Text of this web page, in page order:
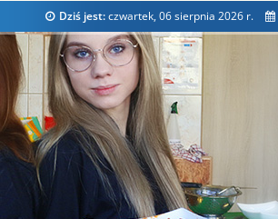
Dziś jest:czwartek, 06 sierpnia 2026 r.